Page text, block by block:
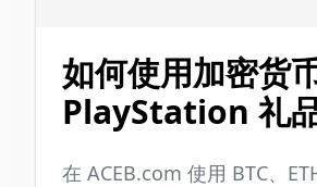
如何使用加密货
PlayStation 礼
在 ACEB.com 使用 BTC、